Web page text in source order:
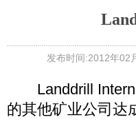
发布时间:2012年02
Landdrill
的其他矿业公司达